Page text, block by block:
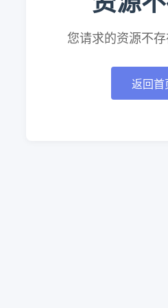
您请求的资源不
返回首